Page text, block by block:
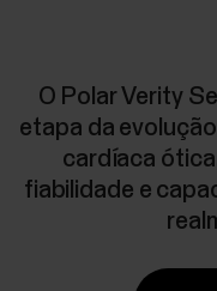
O Polar Verity
etapa da
cardíaca
fiabilidade e